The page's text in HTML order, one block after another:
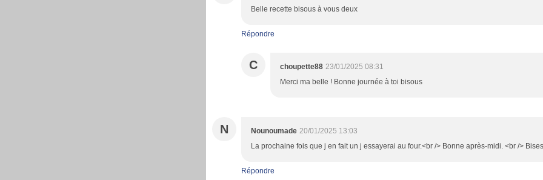
Belle recette bisous à vous deux
Répondre
C choupette88 23/01/2025 08:31
Merci ma belle ! Bonne journée à toi bisous
N Nounoumade 20/01/2025 13:03
La prochaine fois que j en fait un j essayerai au four.<br /> Bonne après-midi. <br />
Répondre